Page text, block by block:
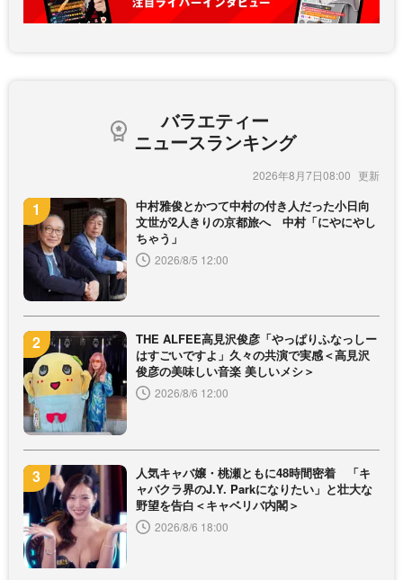
バラエティー
ニュースランキング
2026年8月7日08:00
中村雅俊とかつて中村の付き人だった小日向
文世が2人きりの京都旅へ 中村「にやにやし
ちゃう」
2026/8/5 12:00
THE ALFEE高見沢俊彦「やっぱりふなっしー
はすごいですよ」久々の共演で実感＜高見沢
俊彦の美味しい音楽 美しいメシ＞
2026/8/6 12:00
人気キャバ嬢・桃瀬ともに48時間密着 「キ
ャバクラ界のJ.Y. Parkになりたい」と壮大な
野望を告白＜キャベリバ内閣＞
2026/8/6 18:00